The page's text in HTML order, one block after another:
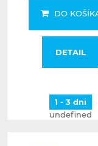
DO
DETAIL
1 - 3 dni
undefined